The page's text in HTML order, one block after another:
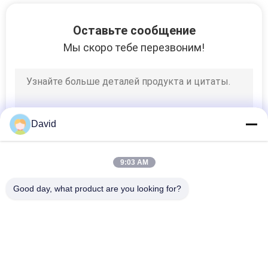
свободная
Отлитый в форму
крен обкладки
тормоза
Оставьте сообщение
Мы скоро тебе перезвоним!
David
9:03 AM
Good day, what product are you looking for?